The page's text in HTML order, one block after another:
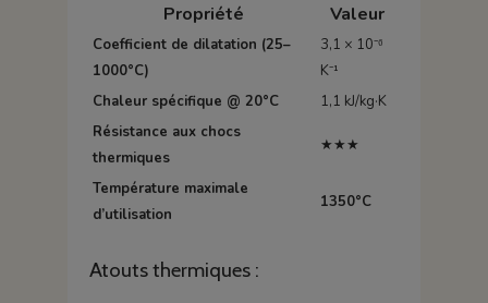
Propriété Valeur
Coefficient de dilatation (25–
1000°C)
3,1 × 10⁻⁶
K⁻¹
Chaleur spécifique @ 20°C
1,1 kJ/kg·K
Résistance aux chocs
thermiques
★★★
Température maximale
d’utilisation
1350°C
Atouts thermiques :